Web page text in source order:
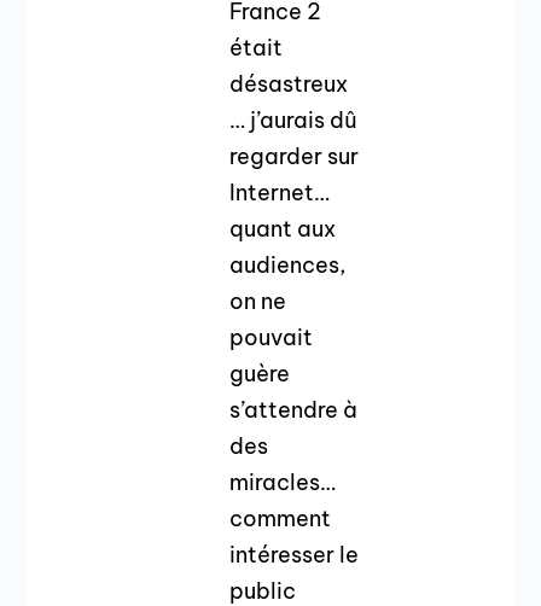
France 2
était
désastreux
… j’aurais dû
regarder sur
Internet…
quant aux
audiences,
on ne
pouvait
guère
s’attendre à
des
miracles…
comment
intéresser le
public